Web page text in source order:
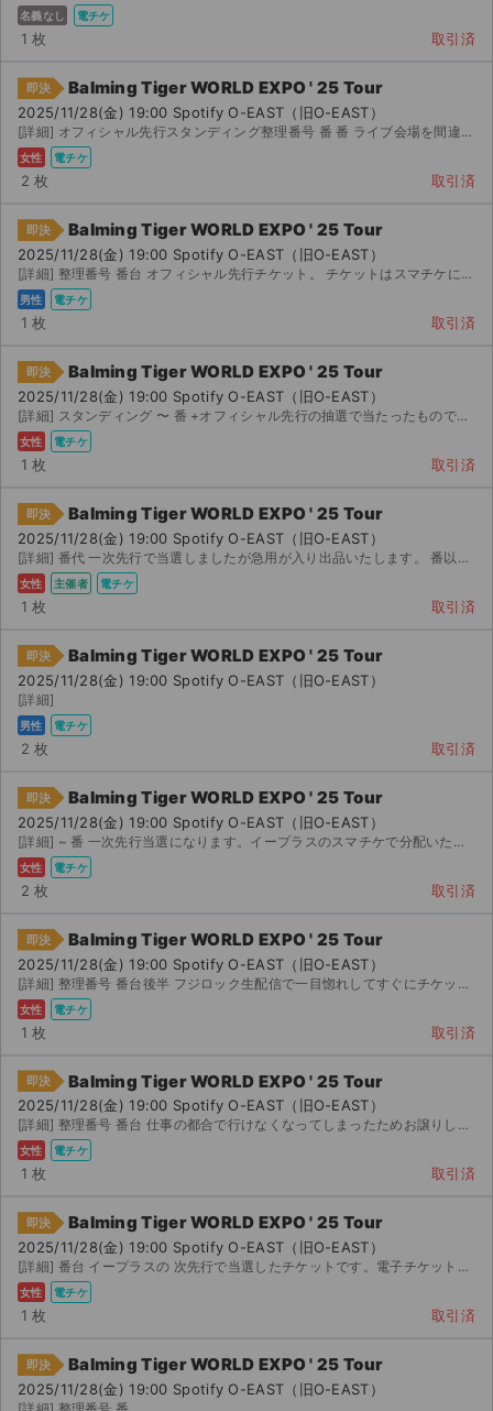
チケットジャムの取り組み
名義なし 電チケ
1 枚 取引済
即決 Balming Tiger WORLD EXPO ' 25 Tour
2025/11/28(金) 19:00 Spotify O-EAST（旧O-EAST）
[詳細] オフィシャル先行スタンディング整理番号 番 番 ライブ会場を間違えて購入してしまいまし...
女性 電チケ
2 枚 取引済
即決 Balming Tiger WORLD EXPO ' 25 Tour
2025/11/28(金) 19:00 Spotify O-EAST（旧O-EAST）
[詳細] 整理番号 番台 オフィシャル先行チケット。 チケットはスマチケにて分配いたします。 イープ...
男性 電チケ
1 枚 取引済
即決 Balming Tiger WORLD EXPO ' 25 Tour
2025/11/28(金) 19:00 Spotify O-EAST（旧O-EAST）
[詳細] スタンディング 〜 番 +オフィシャル先行の抽選で当たったものです。 スマチケに...
女性 電チケ
1 枚 取引済
即決 Balming Tiger WORLD EXPO ' 25 Tour
2025/11/28(金) 19:00 Spotify O-EAST（旧O-EAST）
[詳細] 番代 一次先行で当選しましたが急用が入り出品いたします。 番以降ですが手数料等...
女性 主催者 電チケ
1 枚 取引済
即決 Balming Tiger WORLD EXPO ' 25 Tour
2025/11/28(金) 19:00 Spotify O-EAST（旧O-EAST）
[詳細]
男性 電チケ
2 枚 取引済
即決 Balming Tiger WORLD EXPO ' 25 Tour
2025/11/28(金) 19:00 Spotify O-EAST（旧O-EAST）
[詳細] ~ 番 一次先行当選になります。イープラスのスマチケで分配いたします。 韓国語で対応...
女性 電チケ
2 枚 取引済
即決 Balming Tiger WORLD EXPO ' 25 Tour
2025/11/28(金) 19:00 Spotify O-EAST（旧O-EAST）
[詳細] 整理番号 番台後半 フジロック生配信で一目惚れしてすぐにチケットを購入しましたが、残念なが...
女性 電チケ
1 枚 取引済
即決 Balming Tiger WORLD EXPO ' 25 Tour
2025/11/28(金) 19:00 Spotify O-EAST（旧O-EAST）
[詳細] 整理番号 番台 仕事の都合で行けなくなってしまったためお譲りします。 +アプリで分配しま...
女性 電チケ
1 枚 取引済
即決 Balming Tiger WORLD EXPO ' 25 Tour
2025/11/28(金) 19:00 Spotify O-EAST（旧O-EAST）
[詳細] 番台 イープラスの 次先行で当選したチケットです。電子チケットで分配させていただきます。
女性 電チケ
1 枚 取引済
即決 Balming Tiger WORLD EXPO ' 25 Tour
2025/11/28(金) 19:00 Spotify O-EAST（旧O-EAST）